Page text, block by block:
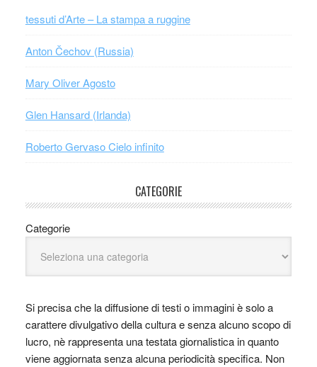
tessuti d’Arte – La stampa a ruggine
Anton Čechov (Russia)
Mary Oliver Agosto
Glen Hansard (Irlanda)
Roberto Gervaso Cielo infinito
CATEGORIE
Categorie
Si precisa che la diffusione di testi o immagini è solo a
carattere divulgativo della cultura e senza alcuno scopo di
lucro, nè rappresenta una testata giornalistica in quanto
viene aggiornata senza alcuna periodicità specifica. Non